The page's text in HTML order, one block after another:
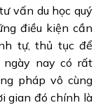
vấn du học quý
điều kiện cần
tự, thủ tục để
nay có rất
pháp vô cùng
gian đó chính là